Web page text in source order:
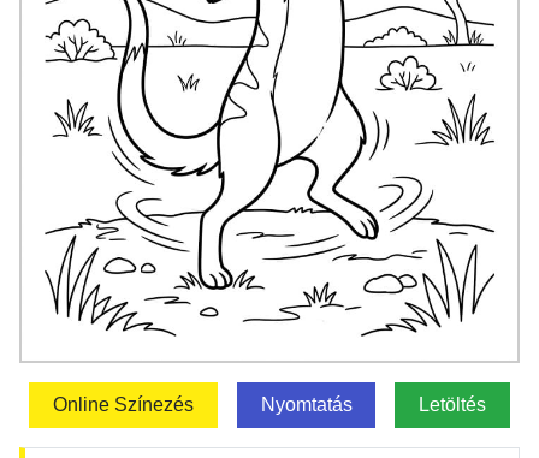
Online Színezés Nyomtatás Letöltés